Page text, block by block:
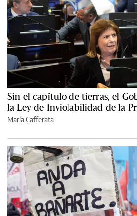
Sin el capítulo de tierras, el
la Ley de Inviolabilidad de la
María Cafferata